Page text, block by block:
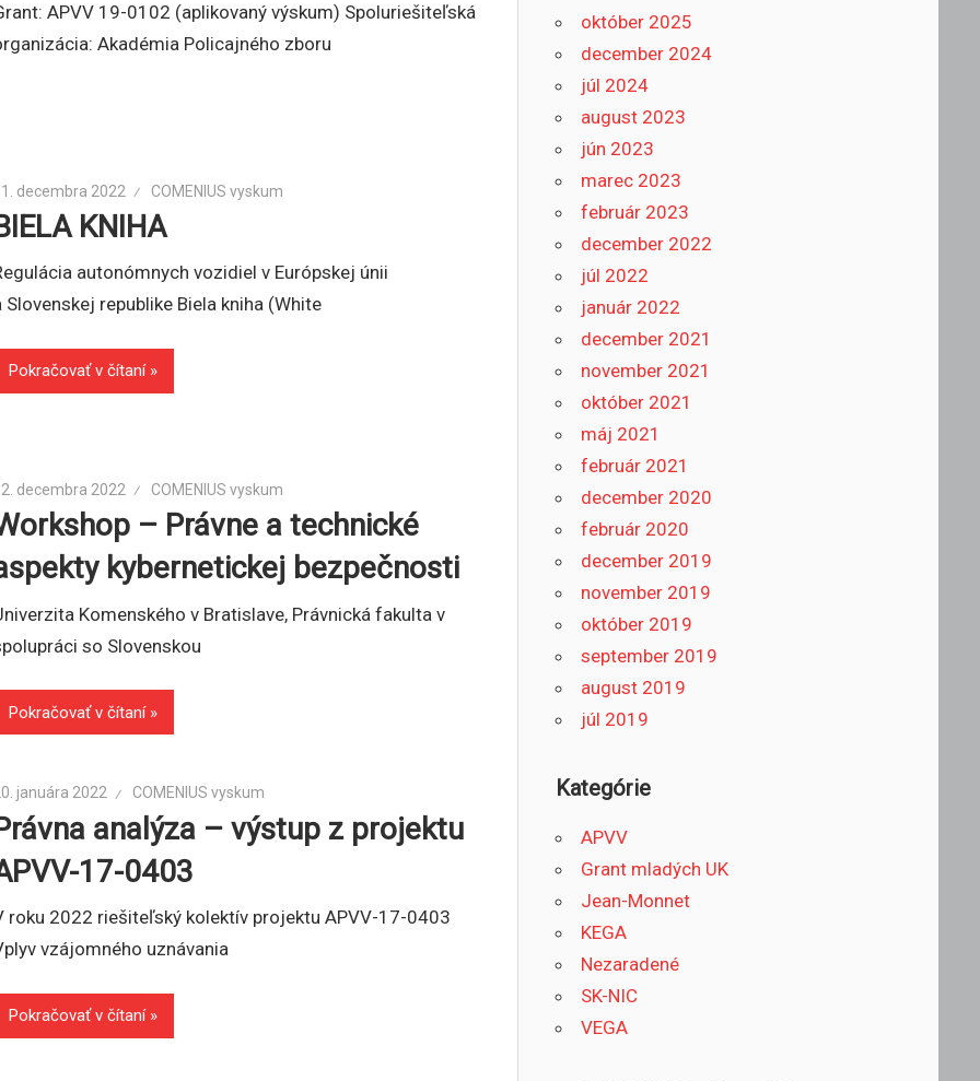
APVV 19-0102 (aplikovaný výskum) Spoluriešiteľská
Akadémia Policajného zboru
decembra 2022 COMENIUS vyskum
KNIHA
autonómnych vozidiel v Európskej únii
Slovenskej republike Biela kniha (White
Pokračovať v čítaní
decembra 2022 COMENIUS vyskum
– Právne a technické
kybernetickej bezpečnosti
Komenského v Bratislave, Právnická fakulta v
so Slovenskou
Pokračovať v čítaní
januára 2022 COMENIUS vyskum
analýza – výstup z projektu
17-0403
roku 2022 riešiteľský kolektív projektu APVV-17-0403
vzájomného uznávania
Pokračovať v čítaní
október 2025
december 2024
júl 2024
august 2023
jún 2023
marec 2023
február 2023
december 2022
júl 2022
január 2022
december 2021
november 2021
október 2021
máj 2021
február 2021
december 2020
február 2020
december 2019
november 2019
október 2019
september 2019
august 2019
júl 2019
Kategórie
APVV
Grant mladých UK
Jean-Monnet
KEGA
Nezaradené
SK-NIC
VEGA